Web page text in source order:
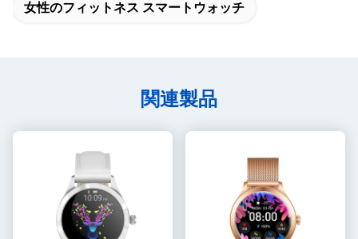
女性のフィットネス スマートウォッチ
関連製品